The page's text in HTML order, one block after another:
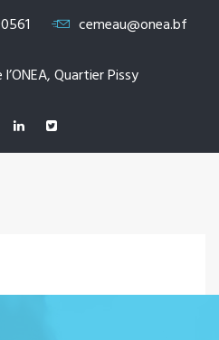
cemeau@onea.bf
Quartier Pissy